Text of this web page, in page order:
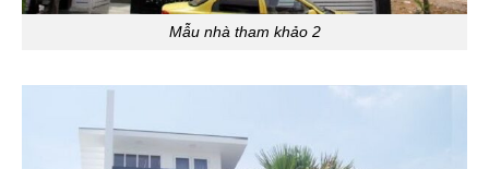
Mẫu nhà tham khảo 2